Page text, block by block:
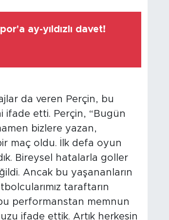
ay-yıldızlı davet!
da veren Perçin, bu
ifade etti. Perçin, “Bugün
bizlere yazan,
maç oldu. İlk defa oyun
Bireysel hatalarla goller
Ancak bu yaşananların
taraftarın
bu performanstan memnun
ifade ettik. Artık herkesin